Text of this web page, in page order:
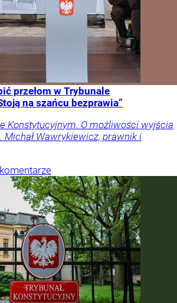
przełom w Trybunale
na szańcu bezprawia”
Konstytucyjnym. O możliwości wyjścia
Wawrykiewicz, prawnik i